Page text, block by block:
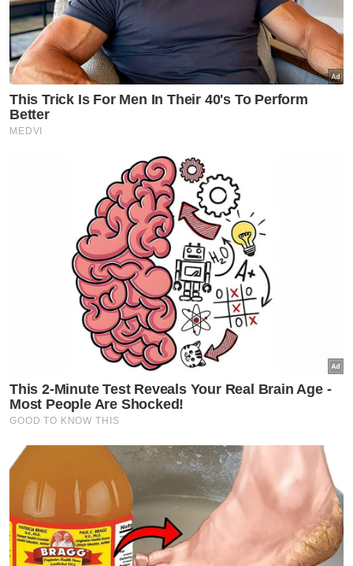
Semasa
Pelajar kolej lemas ketika
mandi-manda bersama
sembilan rakan
Lumpur
Semasa
Mahkamah ketepi notis
taksiran tambahan cukai
RM313.8 juta terhadap Na'imah
Semasa
Jolok kelapa guna galah besi
punca tiga polis maut terkena
renjatan elektrik